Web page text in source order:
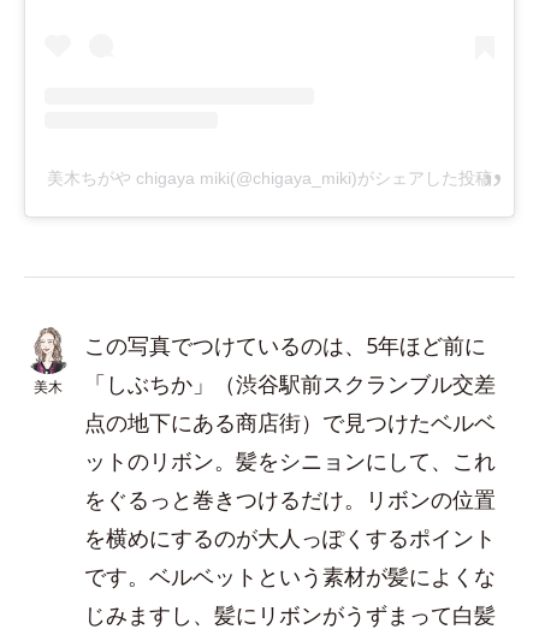
美木ちがや chigaya miki(@chigaya_miki)がシェアした投稿
美木
この写真でつけているのは、5年ほど前に
「しぶちか」（渋谷駅前スクランブル交差
点の地下にある商店街）で見つけたベルベ
ットのリボン。髪をシニョンにして、これ
をぐるっと巻きつけるだけ。リボンの位置
を横めにするのが大人っぽくするポイント
です。ベルベットという素材が髪によくな
じみますし、髪にリボンがうずまって白髪